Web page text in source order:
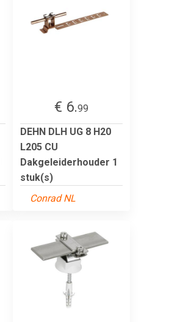
€ 6.99
DEHN DLH UG 8 H20
L205 CU
Dakgeleiderhouder 1
stuk(s)
Conrad NL